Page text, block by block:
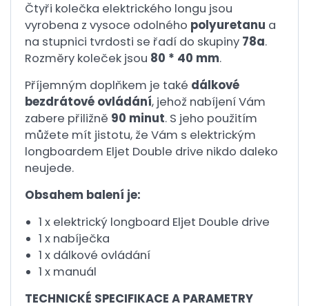
Čtyři kolečka elektrického longu jsou
vyrobena z vysoce odolného polyuretanu a
na stupnici tvrdosti se řadí do skupiny 78a.
Rozměry koleček jsou 80 * 40 mm.
Příjemným doplňkem je také dálkové
bezdrátové ovládání, jehož nabíjení Vám
zabere přiližně 90 minut. S jeho použitím
můžete mít jistotu, že Vám s elektrickým
longboardem Eljet Double drive nikdo daleko
neujede.
Obsahem balení je:
1 x elektrický longboard Eljet Double drive
1 x nabíječka
1 x dálkové ovládání
1 x manuál
TECHNICKÉ SPECIFIKACE A PARAMETRY